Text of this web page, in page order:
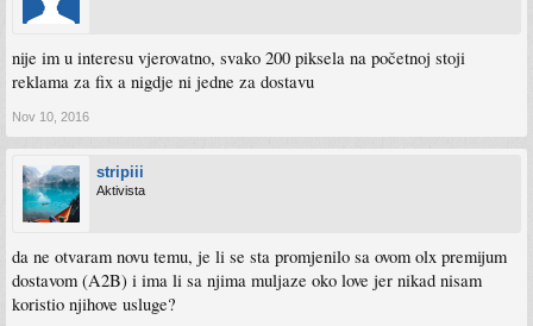
nije im u interesu vjerovatno, svako 200 piksela na početnoj stoji
reklama za fix a nigdje ni jedne za dostavu
Nov 10, 2016
stripiii
Aktivista
da ne otvaram novu temu, je li se sta promjenilo sa ovom olx premijum
dostavom (A2B) i ima li sa njima muljaze oko love jer nikad nisam
koristio njihove usluge?